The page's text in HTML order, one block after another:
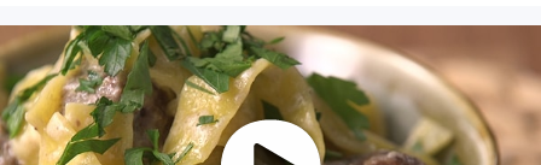
напитком. Приятного аппетита! 🍹